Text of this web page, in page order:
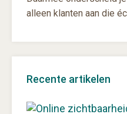
alleen klanten aan die
Recente artikelen